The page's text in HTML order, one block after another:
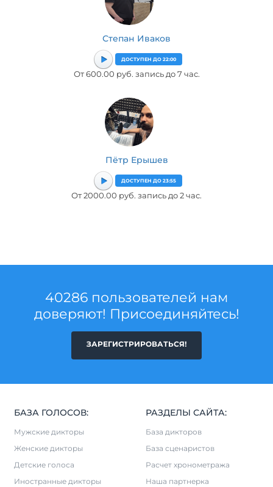
Степан Иваков
ДОСТУПЕН ДО 22:00
От 600.00 руб. запись до 7 час.
Пётр Ерышев
ДОСТУПЕН ДО 23:55
От 2000.00 руб. запись до 2 час.
40286 пользователей нам
доверяют! Присоединяйтесь!
ЗАРЕГИСТРИРОВАТЬСЯ!
БАЗА ГОЛОСОВ:
Мужские дикторы
Женские дикторы
Детские голоса
Иностранные дикторы
РАЗДЕЛЫ САЙТА:
База дикторов
База сценаристов
Расчет хронометража
Наша партнерка